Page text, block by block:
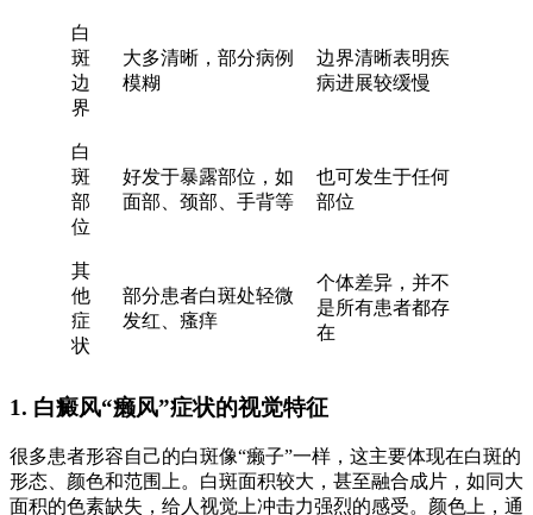
白
斑
边
界
大多清晰，部分病例
模糊
边界清晰表明疾
病进展较缓慢
白
斑
部
位
好发于暴露部位，如
面部、颈部、手背等
也可发生于任何
部位
其
他
症
状
部分患者白斑处轻微
发红、瘙痒
个体差异，并不
是所有患者都存
在
1. 白癜风“癞风”症状的视觉特征
很多患者形容自己的白斑像“癞子”一样，这主要体现在白斑的
形态、颜色和范围上。白斑面积较大，甚至融合成片，如同大
面积的色素缺失，给人视觉上冲击力强烈的感受。颜色上，通